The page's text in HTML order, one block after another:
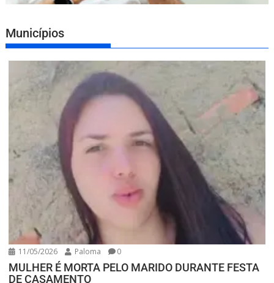
Municípios
11/05/2026 Paloma 0
MULHER É MORTA PELO MARIDO DURANTE FESTA
DE CASAMENTO